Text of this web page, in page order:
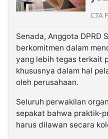
Senada, Anggota DPRD
berkomitmen dalam
yang lebih tegas terkait
khususnya dalam hal
oleh perusahaan.
Seluruh perwakilan
sepakat bahwa praktik-
harus dilawan secara